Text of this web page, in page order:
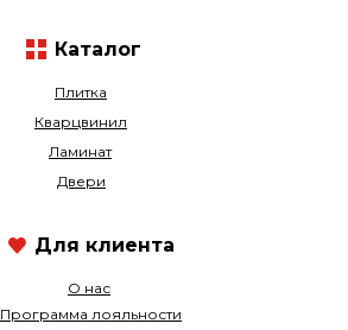
Плитка
Кварцвинил
О нас
Ламинат
Программа лояльности
Двери
Каталог
Для клиента